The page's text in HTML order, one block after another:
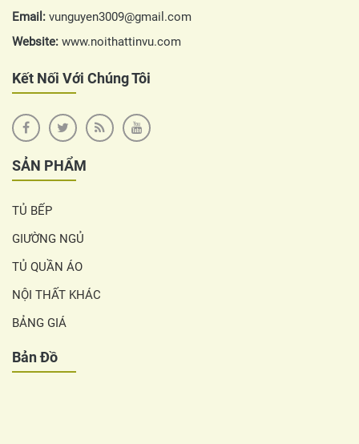
Email: vunguyen3009@gmail.com
Website: www.noithattinvu.com
Kết Nối Với Chúng Tôi
SẢN PHẨM
TỦ BẾP
GIƯỜNG NGỦ
TỦ QUẦN ÁO
NỘI THẤT KHÁC
BẢNG GIÁ
Bản Đồ